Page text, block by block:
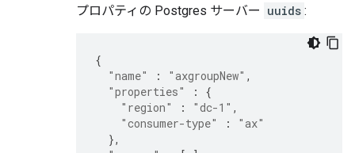
プロパティの Postgres サーバー uuids :
{
"name"
: "axgroupNew" ,
"properties"
:
{
"region"
: "dc-1" ,
"consumer-type"
:
"ax"
},